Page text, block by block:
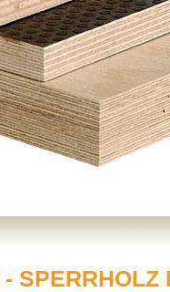
SPERRHOLZ